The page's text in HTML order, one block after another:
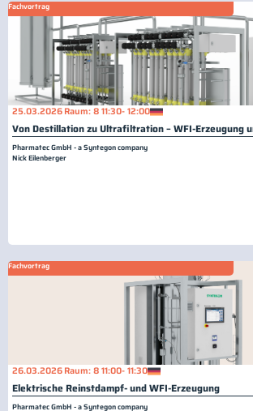
Fachvortrag
25.03.2026Raum: 811:30- 12:00
Von Destillation zu Ultrafiltration – WFI-Erzeugung
Pharmatec GmbH - a Syntegon company
Nick Eilenberger
Fachvortrag
26.03.2026Raum: 811:00- 11:30
Elektrische Reinstdampf- und WFI-Erzeugung
Pharmatec GmbH - a Syntegon company